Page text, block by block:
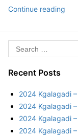
Continue reading
2
N
r
d
k
a
e
a
c
h
o
Recent Posts
2024 Kgalagadi
2024 Kgalagadi
2024 Kgalagadi –
2024 Kgalagadi